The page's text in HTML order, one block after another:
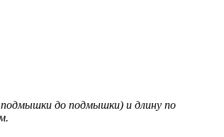
до подмышки) и длину по